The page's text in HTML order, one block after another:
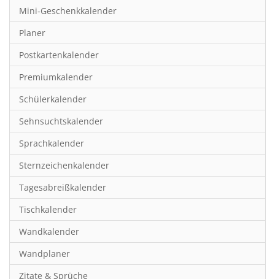
Geschichte
Hobby & Basteln
Humor & Cartoon
Inspiration & Entspannung
Inspiration & Spiritualität
Kinderkalender
Kunst
Länder & Städte
Landschaft & Natur
Lifestyle
Literatur
Manga & Animé
Neutrale Kalender
Mini-Geschenkkalender
Planer
Postkartenkalender
Premiumkalender
Schülerkalender
Sehnsuchtskalender
Sprachkalender
Sternzeichenkalender
Tagesabreißkalender
Tischkalender
Wandkalender
Wandplaner
Zitate & Sprüche